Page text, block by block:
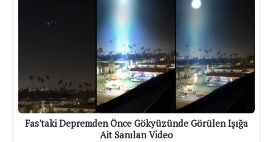
Fas'taki Depremden Önce Gökyüzünde Görülen Işığa
Ait Sanılan Video